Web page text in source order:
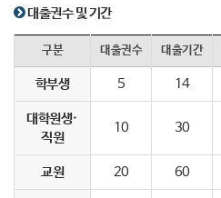
대출권수 및 기간
구분 대출권수 대출기간
학부생 5 14
대학원생·
직원
10 30
교원 20 60